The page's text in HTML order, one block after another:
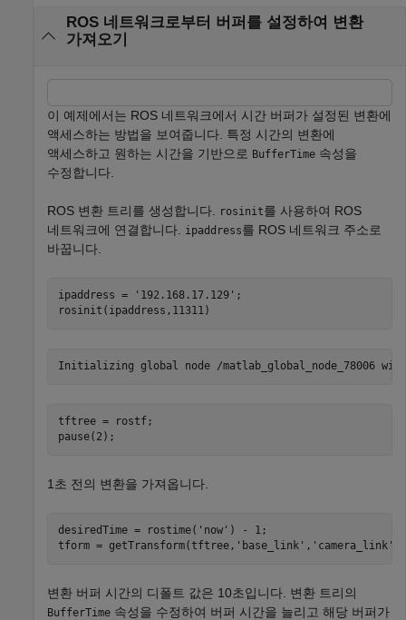
ROS 네트워크로부터 버퍼를 설정하여 변환
가져오기
이 예제에서는 ROS 네트워크에서 시간 버퍼가 설정된 변환에
액세스하는 방법을 보여줍니다. 특정 시간의 변환에
액세스하고 원하는 시간을 기반으로 BufferTime 속성을
수정합니다.
ROS 변환 트리를 생성합니다. rosinit를 사용하여 ROS
네트워크에 연결합니다.
ipaddress를 ROS 네트워크 주소로
바꿉니다.
ipaddress = '192.168.17.129' ;
rosinit(ipaddress,11311)
tftree = rostf;
pause(2);
1초 전의 변환을 가져옵니다.
desiredTime = rostime( 'now' ) - 1;
tform = getTransform(tftree, 'base_link' , 'camera_link'
변환 버퍼 시간의 디폴트 값은 10초입니다. 변환 트리의
BufferTime 속성을 수정하여 버퍼 시간을 늘리고 해당 버퍼가